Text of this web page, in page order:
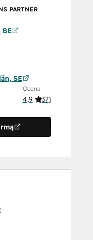
PARTNER
SE
Ocena
4,9 (37)